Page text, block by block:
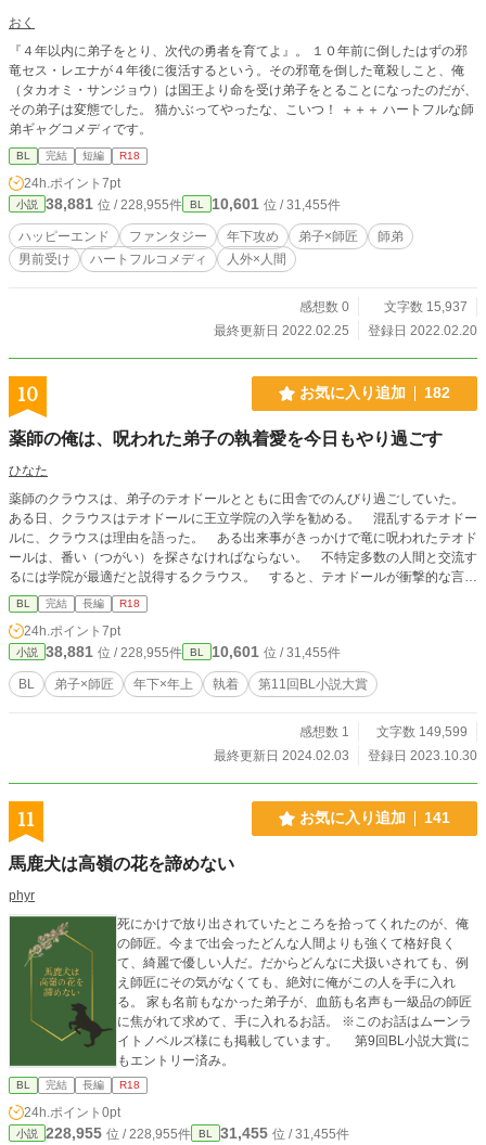
おく
『４年以内に弟子をとり、次代の勇者を育てよ』。 １０年前に倒したはずの邪
竜セス・レエナが４年後に復活するという。その邪竜を倒した竜殺しこと、俺
（タカオミ・サンジョウ）は国王より命を受け弟子をとることになったのだが、
その弟子は変態でした。 猫かぶってやったな、こいつ！ ＋＋＋ ハートフルな師
弟ギャグコメディです。
BL 完結 短編 R18
24h.ポイント 7pt
小説 38,881 位 / 228,955件 BL 10,601 位 / 31,455件
ハッピーエンド ファンタジー 年下攻め 弟子×師匠
師弟
男前受け
ハートフルコメディ 人外×人間
感想数 0
文字数 15,937
最終更新日 2022.02.25
登録日 2022.02.20
10 お気に入り追加 182
薬師の俺は、呪われた弟子の執着愛を今日もやり過ごす
ひなた
薬師のクラウスは、弟子のテオドールとともに田舎でのんびり過ごしていた。
ある日、クラウスはテオドールに王立学院の入学を勧める。 混乱するテオドー
ルに、クラウスは理由を語った。 ある出来事がきっかけで竜に呪われたテオド
ールは、番い（つがい）を探さなければならない。 不特定多数の人間と交流す
るには学院が最適だと説得するクラウス。 すると、テオドールが衝撃的な言葉
を口にする。 「なら俺、学院に行かなくても大丈夫です。俺の番いは師匠だか
ら」 弟子の一言がきっかけとなり、師弟関係が変わっていく。 弟子×師匠、
R18は弟子が十八歳になってから。 ※つけます。 師匠も弟子も感情重め。
ムーンライトノベルズさんでも掲載中です。
BL 完結 長編 R18
24h.ポイント 7pt
小説 38,881 位 / 228,955件 BL 10,601 位 / 31,455件
BL 弟子×師匠 年下×年上 執着 第11回BL小説大賞
感想数 1
文字数 149,599
最終更新日 2024.02.03
登録日 2023.10.30
11 お気に入り追加 141
馬鹿犬は高嶺の花を諦めない
phyr
死にかけで放り出されていたところを拾ってくれたのが、俺
の師匠。今まで出会ったどんな人間よりも強くて格好良く
て、綺麗で優しい人だ。だからどんなに犬扱いされても、例
え師匠にその気がなくても、絶対に俺がこの人を手に入れ
る。 家も名前もなかった弟子が、血筋も名声も一級品の師匠
に焦がれて求めて、手に入れるお話。 ※このお話はムーンラ
イトノベルズ様にも掲載しています。 第9回BL小説大賞に
もエントリー済み。
BL 完結 長編 R18
24h.ポイント 0pt
小説 228,955 位 / 228,955件 BL 31,455 位 / 31,455件